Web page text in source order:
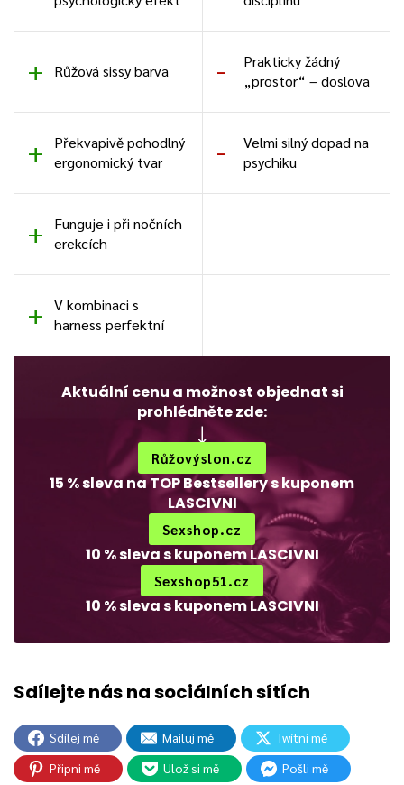
Růžová sissy barva
Prakticky žádný
„prostor“ – doslova
Překvapivě pohodlný
ergonomický tvar
Velmi silný dopad na
psychiku
Funguje i při nočních
erekcích
V kombinaci s
harness perfektní
Aktuální cenu a možnost objednat si
prohlédněte zde:
Růžovýslon.cz
15 % sleva na TOP Bestsellery s kuponem
LASCIVNI
Sexshop.cz
10 % sleva s kuponem LASCIVNI
Sexshop51.cz
10 % sleva s kuponem LASCIVNI
Sdílej mě Mailuj mě
Twítni mě
Připni mě
Ulož si mě Pošli mě